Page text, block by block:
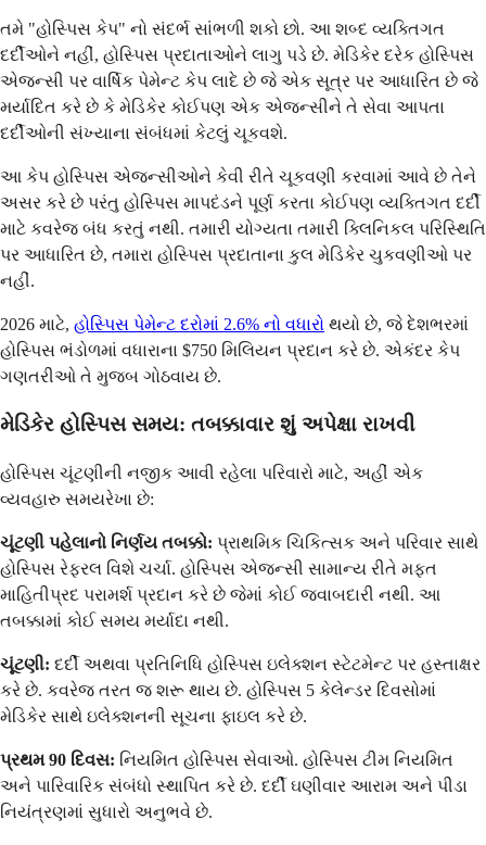
તમે "હોસ્પિસ કેપ" નો સંદર્ભ સાંભળી શકો છો. આ શબ્દ વ્યક્તિગત
દર્દીઓને નહીં, હોસ્પિસ પ્રદાતાઓને લાગુ પડે છે. મેડિકેર દરેક હોસ્પિસ
એજન્સી પર વાર્ષિક પેમેન્ટ કેપ લાદે છે જે એક સૂત્ર પર આધારિત છે જે
મર્યાદિત કરે છે કે મેડિકેર કોઈપણ એક એજન્સીને તે સેવા આપતા
દર્દીઓની સંખ્યાના સંબંધમાં કેટલું ચૂકવશે.
આ કેપ હોસ્પિસ એજન્સીઓને કેવી રીતે ચૂકવણી કરવામાં આવે છે તેને
અસર કરે છે પરંતુ હોસ્પિસ માપદંડને પૂર્ણ કરતા કોઈપણ વ્યક્તિગત દર્દી
માટે કવરેજ બંધ કરતું નથી. તમારી યોગ્યતા તમારી ક્લિનિકલ પરિસ્થિતિ
પર આધારિત છે, તમારા હોસ્પિસ પ્રદાતાના કુલ મેડિકેર ચુકવણીઓ પર
નહીં.
2026 માટે, હોસ્પિસ પેમેન્ટ દરોમાં 2.6% નો વધારો થયો છે, જે દેશભરમાં
હોસ્પિસ ભંડોળમાં વધારાના $750 મિલિયન પ્રદાન કરે છે. એકંદર કેપ
ગણતરીઓ તે મુજબ ગોઠવાય છે.
મેડિકેર હોસ્પિસ સમય: તબક્કાવાર શું અપેક્ષા રાખવી
હોસ્પિસ ચૂંટણીની નજીક આવી રહેલા પરિવારો માટે, અહીં એક
વ્યવહારુ સમયરેખા છે:
ચૂંટણી પહેલાનો નિર્ણય તબક્કો: પ્રાથમિક ચિકિત્સક અને પરિવાર સાથે
હોસ્પિસ રેફરલ વિશે ચર્ચા. હોસ્પિસ એજન્સી સામાન્ય રીતે મફત
માહિતીપ્રદ પરામર્શ પ્રદાન કરે છે જેમાં કોઈ જવાબદારી નથી. આ
તબક્કામાં કોઈ સમય મર્યાદા નથી.
ચૂંટણી: દર્દી અથવા પ્રતિનિધિ હોસ્પિસ ઇલેક્શન સ્ટેટમેન્ટ પર હસ્તાક્ષર
કરે છે. કવરેજ તરત જ શરૂ થાય છે. હોસ્પિસ 5 કેલેન્ડર દિવસોમાં
મેડિકેર સાથે ઇલેક્શનની સૂચના ફાઇલ કરે છે.
પ્રથમ 90 દિવસ: નિયમિત હોસ્પિસ સેવાઓ. હોસ્પિસ ટીમ નિયમિત
અને પારિવારિક સંબંધો સ્થાપિત કરે છે. દર્દી ઘણીવાર આરામ અને પીડા
નિયંત્રણમાં સુધારો અનુભવે છે.